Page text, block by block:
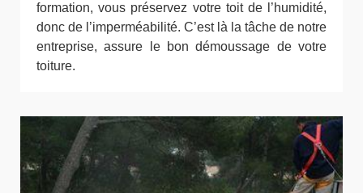
formation, vous préservez votre toit de l’humidité,
donc de l’imperméabilité. C’est là la tâche de notre
entreprise, assure le bon démoussage de votre
toiture.